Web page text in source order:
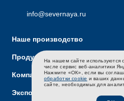
EN CH
info@severnaya.ru
Наше производство
Продукты и бренды
Компания
Экспорт
На нашем сайте используются
числе сервис веб-аналитики
Нажмите «ОК», если вы
обработки cookie и ваших
сайте, необходимых для